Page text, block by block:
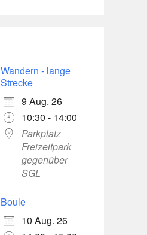
Outlook Live
Wandern - lange
Strecke
9 Aug. 26
10:30 - 14:00
Parkplatz
Freizeitpark
gegenüber
SGL
Boule
10 Aug. 26